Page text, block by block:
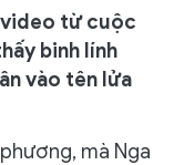
video từ cuộc
binh lính
vào tên lửa
mà Nga